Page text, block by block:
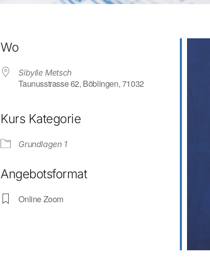
Wo
Sibylle Metsch
Taunusstrasse 62, Böblingen, 71032
Kurs Kategorie
Grundlagen 1
Angebotsformat
Online Zoom